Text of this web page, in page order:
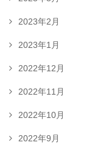
2023年2月
2023年1月
2022年12月
2022年11月
2022年10月
2022年9月